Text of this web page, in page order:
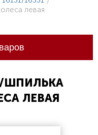
левая
ШПИЛЬКА
ЛЕВАЯ